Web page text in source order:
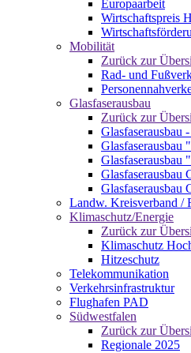
Europaarbeit
Wirtschaftspreis
Mobilität
Zurück zur
Rad- und
Glasfaserausbau
Zurück zur
Glasfaserausbau
Glasfaserausbau
Glasfaserausbau
Glasfaserausbau
Glasfaserausbau
Landw. Kreisverband /
Klimaschutz/Energie
Zurück zur
Klimaschutz
Hitzeschutz
Telekommunikation
Verkehrsinfrastruktur
Flughafen PAD
Südwestfalen
Zurück zur
Regionale 2025